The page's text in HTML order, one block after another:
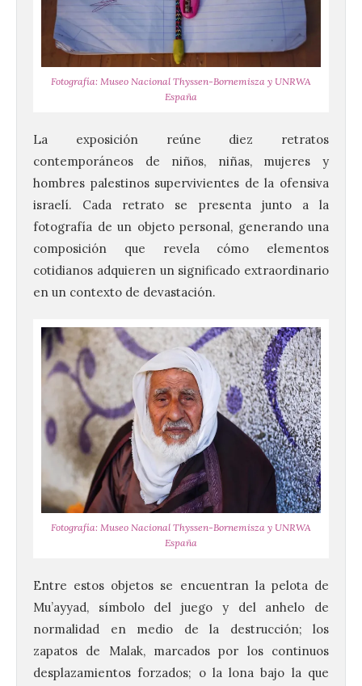
Fotografía: Museo Nacional Thyssen-Bornemisza y UNRWA
España
La exposición reúne diez retratos
contemporáneos de niños, niñas, mujeres y
hombres palestinos supervivientes de la ofensiva
israelí. Cada retrato se presenta junto a la
fotografía de un objeto personal, generando una
composición que revela cómo elementos
cotidianos adquieren un significado extraordinario
en un contexto de devastación.
Fotografía: Museo Nacional Thyssen-Bornemisza y UNRWA
España
Entre estos objetos se encuentran la pelota de
Mu’ayyad, símbolo del juego y del anhelo de
normalidad en medio de la destrucción; los
zapatos de Malak, marcados por los continuos
desplazamientos forzados; o la lona bajo la que